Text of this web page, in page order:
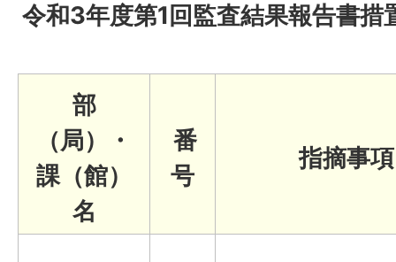
令和3年度第1回監査結果報告書措
部
（局）・
課（館）
名
番
号
指摘事項